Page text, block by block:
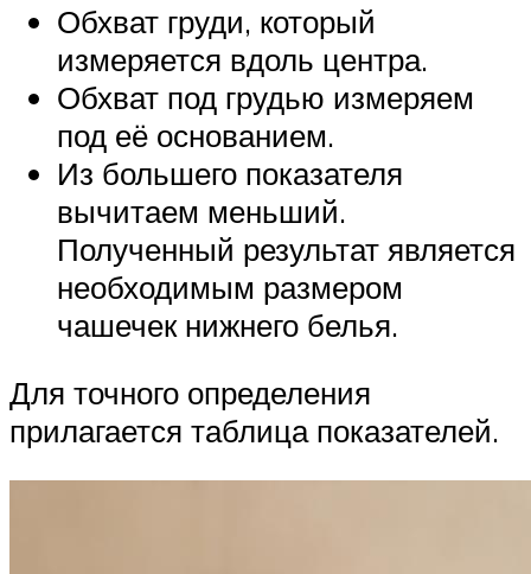
Обхват груди, который
измеряется вдоль центра.
Обхват под грудью измеряем
под её основанием.
Из большего показателя
вычитаем меньший.
Полученный результат является
необходимым размером
чашечек нижнего белья.
Для точного определения
прилагается таблица показателей.